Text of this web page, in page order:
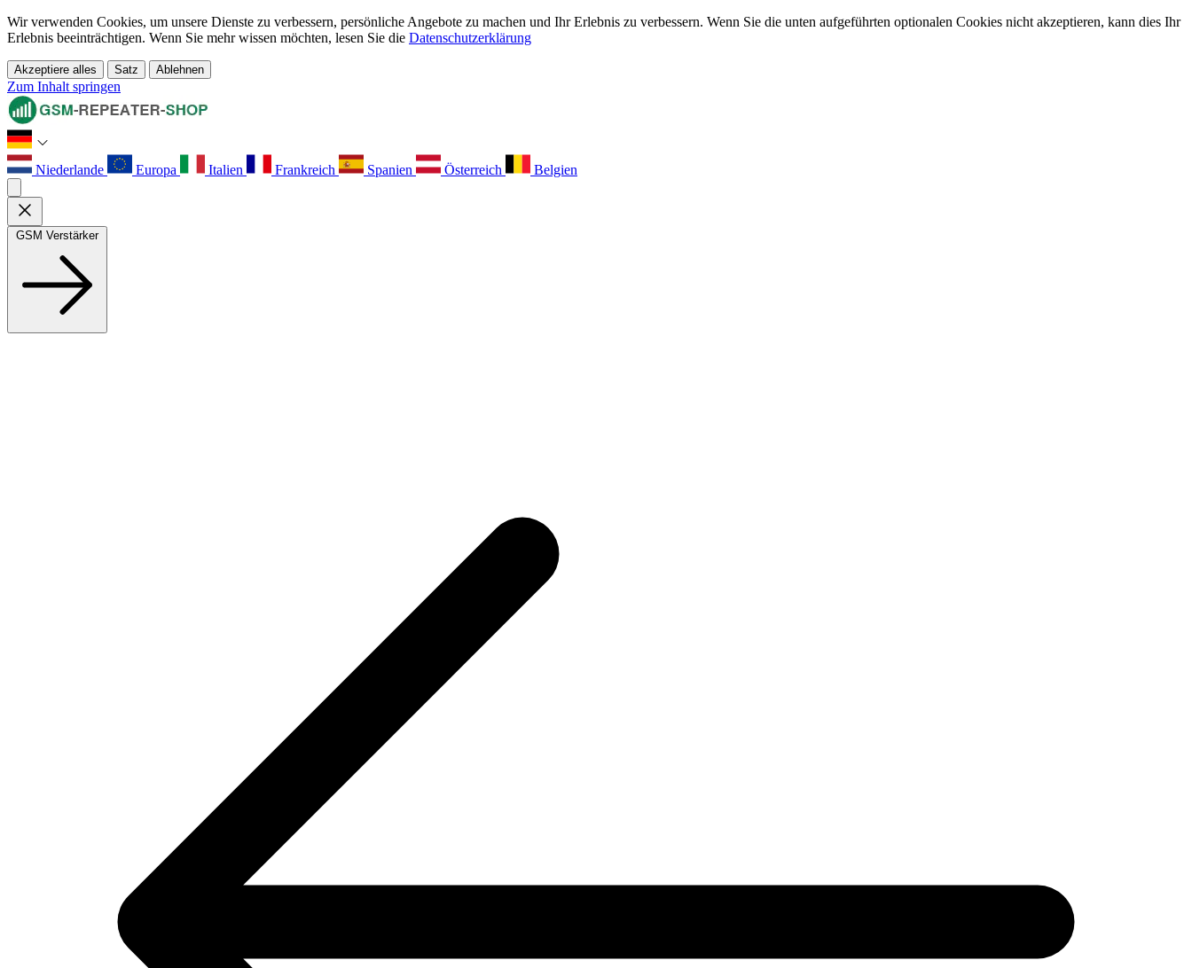
Wir verwenden Cookies, um unsere Dienste zu verbessern, persönliche Angebote zu machen und Ihr Erlebnis zu verbessern. Wenn Sie die unten aufgeführten optionalen Cookies nicht akzeptieren, kann dies Ihr
Erlebnis beeinträchtigen. Wenn Sie mehr wissen möchten, lesen Sie die Datenschutzerklärung
Akzeptiere alles Satz Ablehnen
Zum Inhalt springen
Niederlande Europa Italien Frankreich Spanien Österreich Belgien
GSM Verstärker